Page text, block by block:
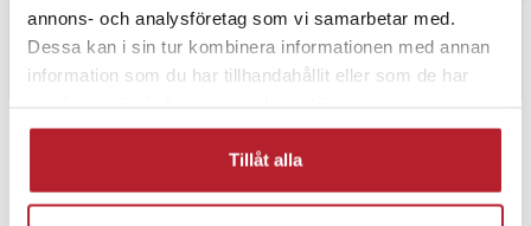
annons- och analysföretag som vi samarbetar med.
Dessa kan i sin tur kombinera informationen med annan
information som du har tillhandahållit eller som de har
Tillåt alla
PRISGARANTI